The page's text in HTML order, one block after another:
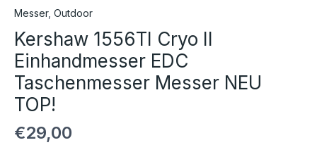
Messer, Outdoor
Kershaw 1556TI Cryo II
Einhandmesser EDC
Taschenmesser Messer NEU
TOP!
€29,00